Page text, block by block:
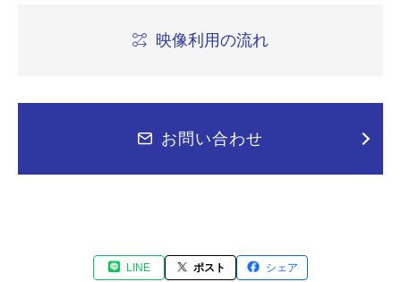
映像利用の流れ
お問い合わせ
LINE ポスト シェア